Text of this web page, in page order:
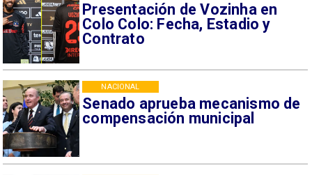
Presentación de Vozinha en
Colo Colo: Fecha, Estadio y
Contrato
Senado aprueba mecanismo de
compensación municipal
NACIONAL